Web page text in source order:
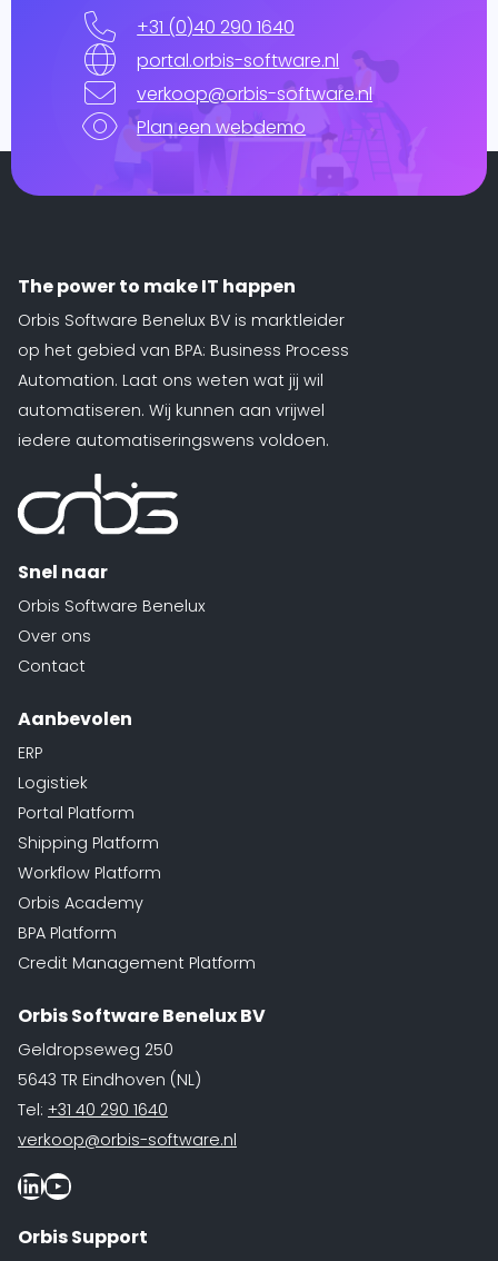
+31 (0)40 290 1640
portal.orbis-software.nl
verkoop@orbis-software.nl
Plan een webdemo
The power to make IT happen
Orbis Software Benelux BV is marktleider
op het gebied van BPA: Business Process
Automation. Laat ons weten wat jij wil
automatiseren. Wij kunnen aan vrijwel
iedere automatiseringswens voldoen.
Snel naar
Orbis Software Benelux
Over ons
Contact
Aanbevolen
ERP
Logistiek
Portal Platform
Shipping Platform
Workflow Platform
Orbis Academy
BPA Platform
Credit Management Platform
Orbis Software Benelux BV
Geldropseweg 250
5643 TR Eindhoven (NL)
Tel: +31 40 290 1640
verkoop@orbis-software.nl
LinkedIn
Youtube
Orbis Support